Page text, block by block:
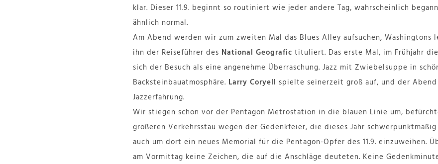
klar. Dieser 11.9. beginnt so routiniert wie jeder andere Tag, wahrscheinlich
ähnlich normal.
Am Abend werden wir zum zweiten Mal das Blues Alley aufsuchen, Washingtons
ihn der Reiseführer des National Geografic tituliert. Das erste Mal, im Frühjahr
sich der Besuch als eine angenehme Überraschung. Jazz mit Zwiebelsuppe in
Backsteinbauatmosphäre. Larry Coryell spielte seinerzeit groß auf, und der
Jazzerfahrung.
Wir stiegen schon vor der Pentagon Metrostation in die blauen Linie um,
größeren Verkehrsstau wegen der Gedenkfeier, die dieses Jahr
auch um dort ein neues Memorial für die Pentagon-Opfer des 11.9. einzuweihen.
am Vormittag keine Zeichen, die auf die Anschläge deuteten. Keine